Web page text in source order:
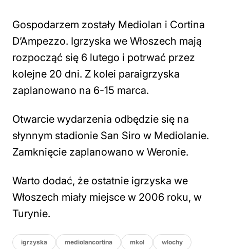
Gospodarzem zostały Mediolan i Cortina
D’Ampezzo. Igrzyska we Włoszech mają
rozpocząć się 6 lutego i potrwać przez
kolejne 20 dni. Z kolei paraigrzyska
zaplanowano na 6-15 marca.
Otwarcie wydarzenia odbędzie się na
słynnym stadionie San Siro w Mediolanie.
Zamknięcie zaplanowano w Weronie.
Warto dodać, że ostatnie igrzyska we
Włoszech miały miejsce w 2006 roku, w
Turynie.
igrzyska mediolancortina mkol wlochy